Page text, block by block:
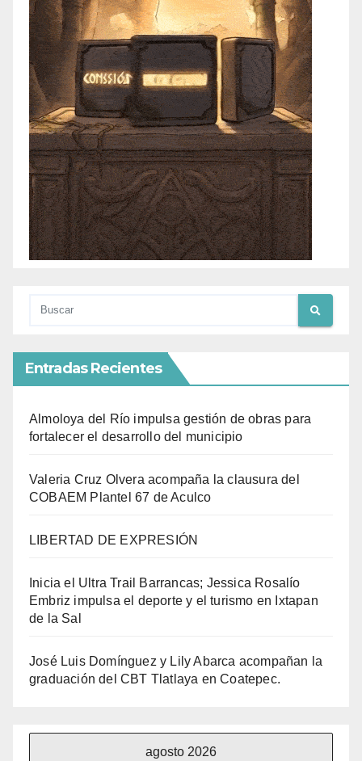
Entradas Recientes
Almoloya del Río impulsa gestión de obras para
fortalecer el desarrollo del municipio
Valeria Cruz Olvera acompaña la clausura del
COBAEM Plantel 67 de Aculco
LIBERTAD DE EXPRESIÓN
Inicia el Ultra Trail Barrancas; Jessica Rosalío
Embriz impulsa el deporte y el turismo en Ixtapan
de la Sal
José Luis Domínguez y Lily Abarca acompañan la
graduación del CBT Tlatlaya en Coatepec.
agosto 2026